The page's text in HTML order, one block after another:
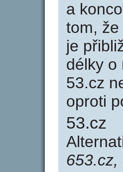
a
tom,
je
délky o
53.cz
oproti
53.cz
653.cz,